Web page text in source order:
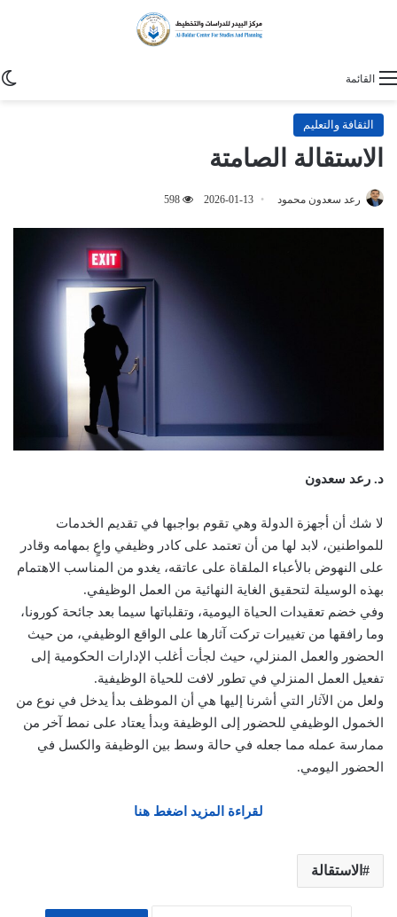
القائمة
الثقافة والتعليم
الاستقالة الصامتة
رعد سعدون محمود 2026-01-13
598
د. رعد سعدون
لا شك أن أجهزة الدولة وهي تقوم بواجبها في تقديم الخدمات
للمواطنين، لابد لها من أن تعتمد على كادر وظيفي واعٍ بمهامه وقادر
على النهوض بالأعباء الملقاة على عاتقه، يغدو من المناسب الاهتمام
بهذه الوسيلة لتحقيق الغاية النهائية من العمل الوظيفي.
وفي خضم تعقيدات الحياة اليومية، وتقلباتها سيما بعد جائحة كورونا،
وما رافقها من تغييرات تركت آثارها على الواقع الوظيفي، من حيث
الحضور والعمل المنزلي، حيث لجأت أغلب الإدارات الحكومية إلى
تفعيل العمل المنزلي في تطور لافت للحياة الوظيفية.
ولعل من الآثار التي أشرنا إليها هي أن الموظف بدأ يدخل في نوع من
الخمول الوظيفي للحضور إلى الوظيفة وبدأ يعتاد على نمط آخر من
ممارسة عمله مما جعله في حالة وسط بين الوظيفة والكسل في
الحضور اليومي.
لقراءة المزيد اضغط هنا
الاستقالة